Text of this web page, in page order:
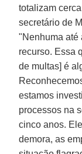
totalizam
secretário de
"Nenhuma até
recurso. Essa
de multas] é
estamos
processos na
cinco anos.
demora, as